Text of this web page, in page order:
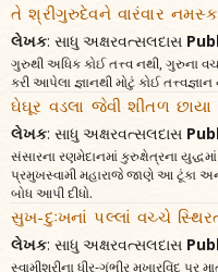
તે શ્રીગુરુદેવને વારંવાર
લેખક: સાધુ અક્ષરવત્સલદાસ
ગુરુથી અધિક કોઈ તત્ત્વ નથી, ગુરુના
કરી આપેલા જ્ઞાનથી મોટું કોઈ
ઘેઘૂર વડલા જેવી શીતળ છાયા
લેખક: સાધુ અક્ષરવત્સલદાસ
સંસારના રણમેદાનમાં કુરુક્ષેત્રના
પ્રમુખસ્વામી મહારાજે જાણે આ ટૂંકા
બોધ આપી દીધો.
સુખ-દુઃખનાં પલ્લાં વચ્ચે
લેખક: સાધુ અક્ષરવત્સલદાસ
સ્વામીશ્રીના ધીર-ગંભીર મુખારવિંદ